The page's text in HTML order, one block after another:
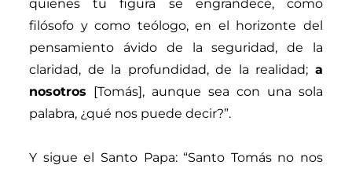
quienes tu figura se engrandece, como
filósofo y como teólogo, en el horizonte del
pensamiento ávido de la seguridad, de la
claridad, de la profundidad, de la realidad; a
nosotros [Tomás], aunque sea con una sola
palabra, ¿qué nos puede decir?”.
Y sigue el Santo Papa: “Santo Tomás no nos